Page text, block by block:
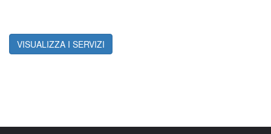
VISUALIZZA I SERVIZI